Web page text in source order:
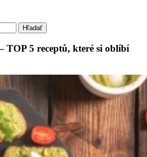
Hľadať
TOP 5 receptů, které si oblíbí